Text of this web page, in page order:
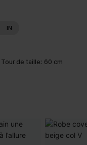
IN
Tour de taille: 60 cm